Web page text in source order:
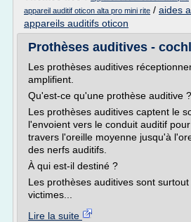
appareil auditif oticon alta pro mini rite / aides
appareils auditifs oticon
Prothèses auditives -
Les prothèses auditives
amplifient.
Qu'est-ce qu'une prothèse auditive ?
Les prothèses auditives captent le
l'envoient vers le conduit auditif
travers l'oreille moyenne jusqu'à
des nerfs auditifs.
À qui est-il destiné ?
Les prothèses auditives sont
victimes...
Lire la suite